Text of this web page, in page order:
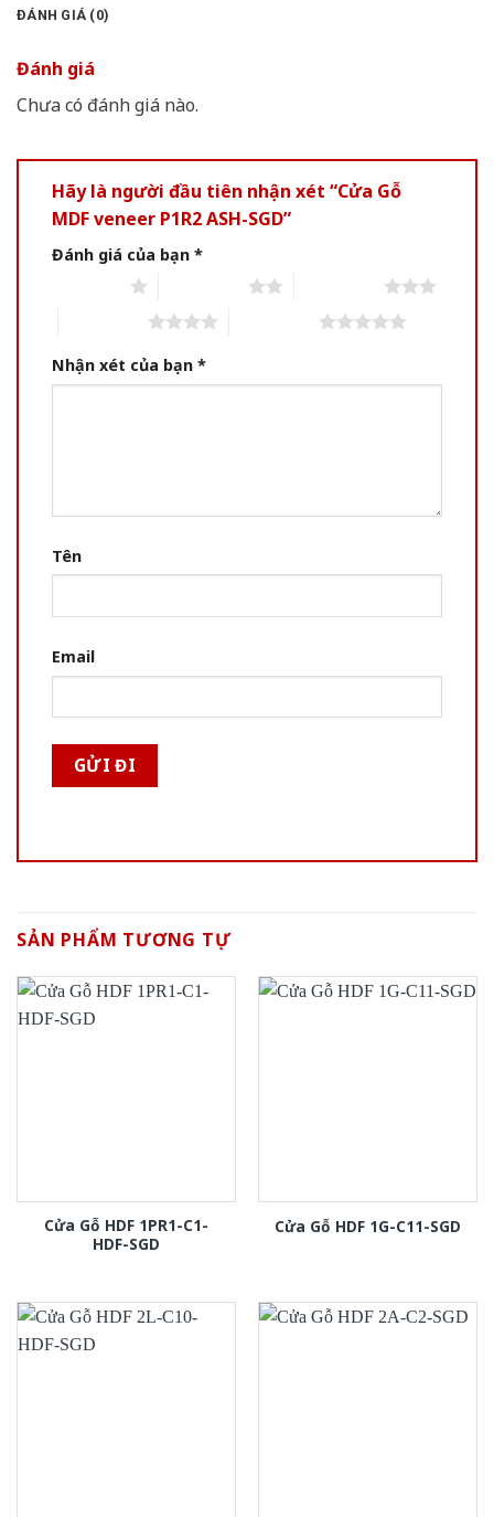
ĐÁNH GIÁ (0)
Đánh giá
Chưa có đánh giá nào.
Hãy là người đầu tiên nhận xét “Cửa Gỗ
MDF veneer P1R2 ASH-SGD”
Đánh giá của bạn *
Nhận xét của bạn *
Tên
Email
SẢN PHẨM TƯƠNG TỰ
Cửa Gỗ HDF 1PR1-C1-
HDF-SGD
Cửa Gỗ HDF 1G-C11-SGD